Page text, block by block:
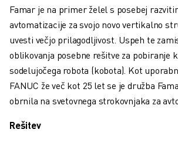
USPOSABLJANJE IN IZOBRAŽEVANJE
FANUC AKADEMIJA
REŠITVE ZA INDUSTRIJE
REŠITVE ZA IZOBRAŽEVANJE
WORLDSKILLS & YOUNG TALENTS
IZOBRAŽEVALNI DOGODKI
NOVICE IN MEDIJI
DOGODKI
Famar je na primer želel s posebej
avtomatizacije za svojo novo vertikalno
uvesti večjo prilagodljivost. Uspeh te
oblikovanja posebne rešitve za pobiranje
sodelujočega robota (kobota). Kot
FANUC že več kot 25 let se je družba
obrnila na svetovnega strokovnjaka za
Rešitev